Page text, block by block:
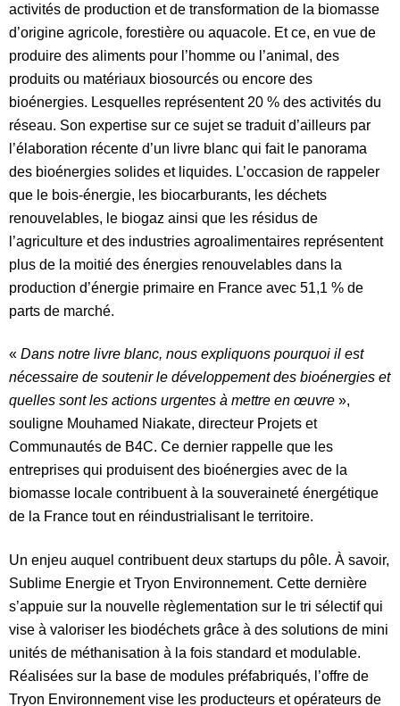
activités de production et de transformation de la biomasse
d’origine agricole, forestière ou aquacole. Et ce, en vue de
produire des aliments pour l’homme ou l’animal, des
produits ou matériaux biosourcés ou encore des
bioénergies. Lesquelles représentent 20 % des activités du
réseau. Son expertise sur ce sujet se traduit d’ailleurs par
l’élaboration récente d’un livre blanc qui fait le panorama
des bioénergies solides et liquides. L’occasion de rappeler
que le bois-énergie, les biocarburants, les déchets
renouvelables, le biogaz ainsi que les résidus de
l’agriculture et des industries agroalimentaires représentent
plus de la moitié des énergies renouvelables dans la
production d’énergie primaire en France avec 51,1 % de
parts de marché.
« Dans notre livre blanc, nous expliquons pourquoi il est
nécessaire de soutenir le développement des bioénergies et
quelles sont les actions urgentes à mettre en œuvre »,
souligne Mouhamed Niakate, directeur Projets et
Communautés de B4C. Ce dernier rappelle que les
entreprises qui produisent des bioénergies avec de la
biomasse locale contribuent à la souveraineté énergétique
de la France tout en réindustrialisant le territoire.
Un enjeu auquel contribuent deux startups du pôle. À savoir,
Sublime Energie et Tryon Environnement. Cette dernière
s’appuie sur la nouvelle règlementation sur le tri sélectif qui
vise à valoriser les biodéchets grâce à des solutions de mini
unités de méthanisation à la fois standard et modulable.
Réalisées sur la base de modules préfabriqués, l’offre de
Tryon Environnement vise les producteurs et opérateurs de